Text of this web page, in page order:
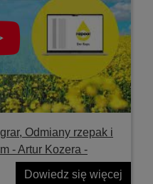
Odmiany rzepak i
- Artur Kozera -
Dowiedz się więcej